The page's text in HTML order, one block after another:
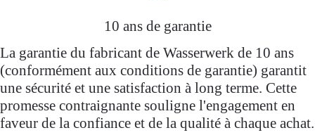
10 ans de garantie
La garantie du fabricant de Wasserwerk de 10 ans
(conformément aux conditions de garantie) garantit
une sécurité et une satisfaction à long terme. Cette
promesse contraignante souligne l'engagement en
faveur de la confiance et de la qualité à chaque achat.